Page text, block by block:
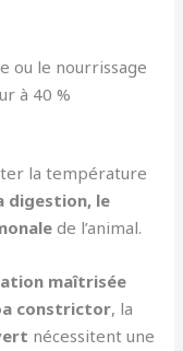
ou le nourrissage
à 40 %
la température
digestion, le
de l’animal.
maîtrisée
constrictor, la
nécessitent une